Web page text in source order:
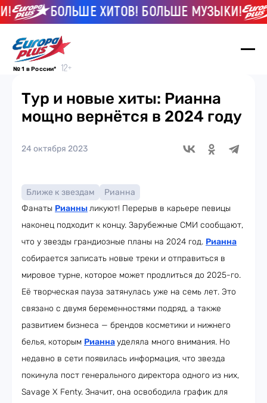
БОЛЬШЕ ХИТОВ! БОЛЬШЕ МУЗЫКИ!
№ 1 в России*
Тур и новые хиты: Рианна
мощно вернётся в 2024 году
24 октября 2023
Ближе к звездам
Рианна
Фанаты Рианныликуют! Перерыв в карьере певицы
наконец подходит к концу. Зарубежные СМИ сообщают,
что у звезды грандиозные планы на 2024 год. Рианна
собирается записать новые треки и отправиться в
мировое турне, которое может продлиться до 2025-го.
Её творческая пауза затянулась уже на семь лет. Это
связано с двумя беременностями подряд, а также
развитием бизнеса — брендов косметики и нижнего
белья, которым Рианнауделяла много внимания. Но
недавно в сети появилась информация, что звезда
покинула пост генерального директора одного из них,
Savage X Fenty. Значит, она освободила график для